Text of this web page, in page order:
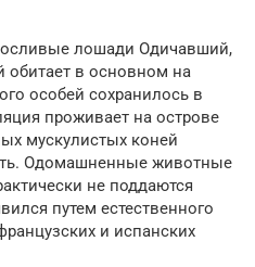
лошади Одичавший,
в основном на
особей сохранилось в
проживает на острове
мускулистых коней
Одомашненные животные
не поддаются
путем естественного
и испанских